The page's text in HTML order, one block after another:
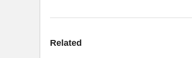
Related